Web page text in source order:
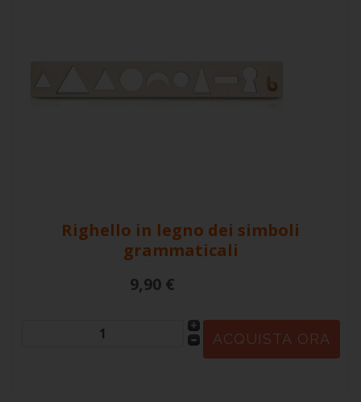
Righello in legno dei simboli
grammaticali
9,90 €